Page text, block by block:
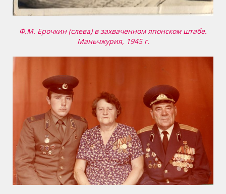
Ф.М. Ерочкин (слева) в захваченном японском штабе.
Маньчжурия, 1945 г.